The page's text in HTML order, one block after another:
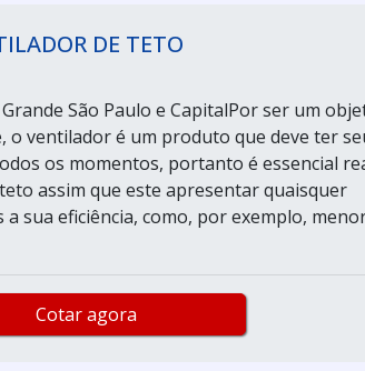
DE TETO
São Paulo e CapitalPor ser um
o ventilador é um produto que deve ter
os momentos, portanto é essencial
assim que este apresentar quaisquer
sua eficiência, como, por exemplo,
Cotar agora